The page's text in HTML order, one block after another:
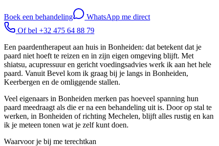
Boek een behandeling
WhatsApp me direct
Of bel +32 475 64 88 79
Een paardentherapeut aan huis in Bonheiden: dat betekent dat je
paard niet hoeft te reizen en in zijn eigen omgeving blijft. Met
shiatsu, acupressuur en gericht voedingsadvies werk ik aan het hele
paard. Vanuit Bevel kom ik graag bij je langs in Bonheiden,
Keerbergen en de omliggende stallen.
Veel eigenaars in Bonheiden merken pas hoeveel spanning hun
paard meedraagt als die er na een behandeling uit is. Door op stal te
werken, in Bonheiden of richting Mechelen, blijft alles rustig en kan
ik je meteen tonen wat je zelf kunt doen.
Waarvoor je bij me terechtkan